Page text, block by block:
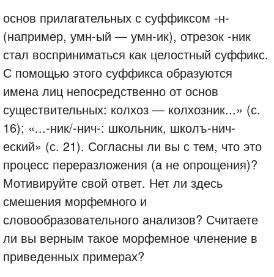
основ прилагательных с суффиксом -н-
(например, умн-ый — умн-ик), отрезок -ник
стал восприниматься как целостный суффикс.
С помощью этого суффикса образуются
имена лиц непосредственно от основ
существительных: колхоз — колхозник...» (с.
16); «...-ник/-нич-: школьник, школъ-нич-
еский» (с. 21). Согласны ли вы с тем, что это
процесс переразложения (а не опрощения)?
Мотивируйте свой ответ. Нет ли здесь
смешения морфемного и
словообразовательного анализов? Считаете
ли вы верным такое морфемное членение в
приведенных примерах?